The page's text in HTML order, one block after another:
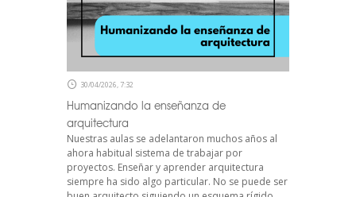
30/04/2026, 7:32
Humanizando la enseñanza de
arquitectura
Nuestras aulas se adelantaron muchos años al
ahora habitual sistema de trabajar por
proyectos. Enseñar y aprender arquitectura
siempre ha sido algo particular. No se puede ser